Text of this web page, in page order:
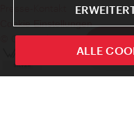
ivie -
Cookie Einstellungen
© Copyright WienTourismus
ALLE